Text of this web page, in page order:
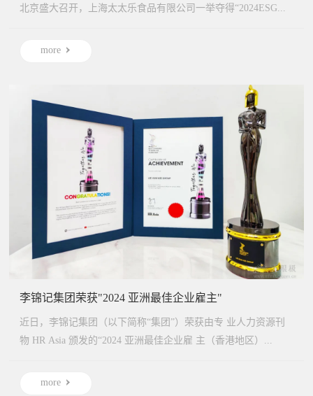
北京盛大召开，上海太太乐食品有限公司一举夺得“2024ESG...
more
李锦记集团荣获"2024 亚洲最佳企业雇主"
近日，李锦记集团（以下简称“集团”）荣获由专 业人力资源刊
物 HR Asia 颁发的“2024 亚洲最佳企业雇 主（香港地区）...
more